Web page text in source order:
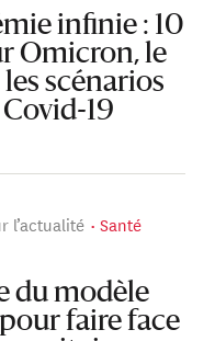
infinie : 10
Omicron, le
scénarios
19
l’actualité
Santé
du modèle
faire face